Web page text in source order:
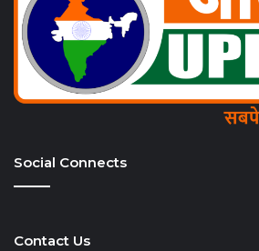
Social Connects
Contact Us